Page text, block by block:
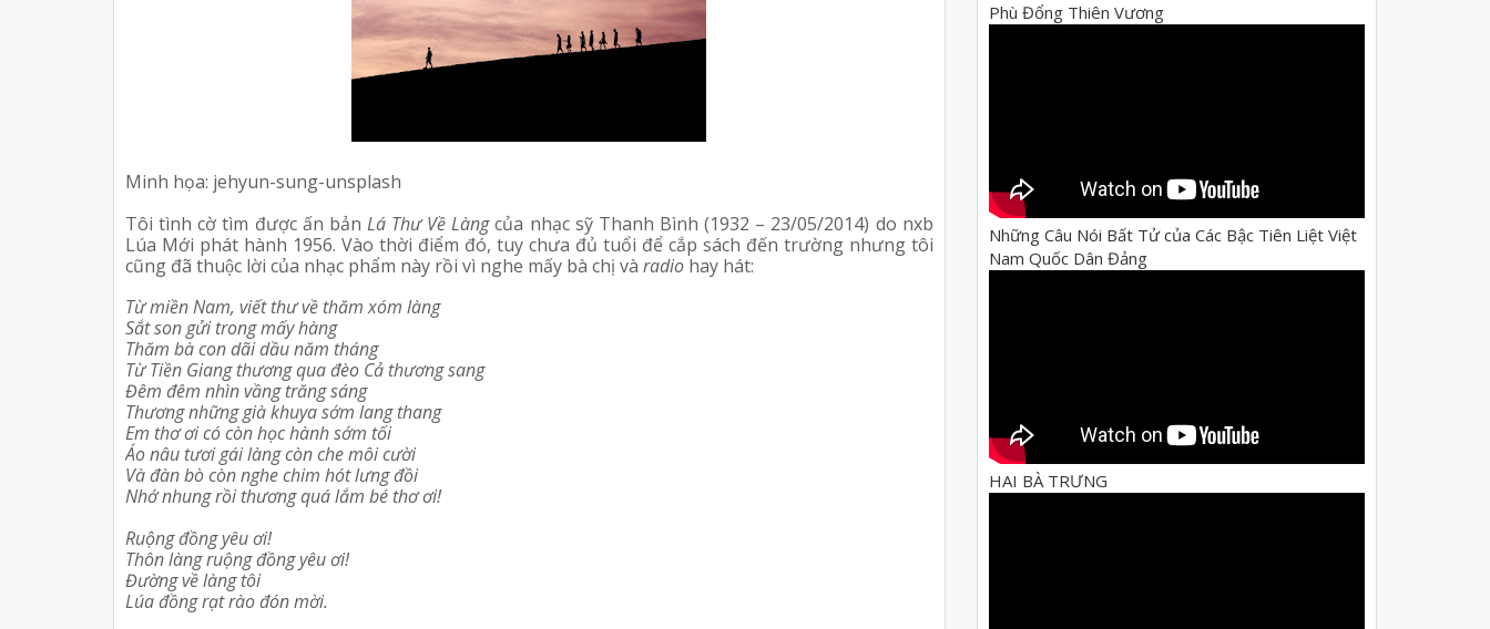
Minh họa: jehyun-sung-unsplash
Tôi tình cờ tìm được ấn bản Lá Thư Về Làng của nhạc sỹ Thanh Bình (1932 – 23/05/2014) do nxb
Lúa Mới phát hành 1956. Vào thời điểm đó, tuy chưa đủ tuổi để cắp sách đến trường nhưng tôi
cũng đã thuộc lời của nhạc phẩm này rồi vì nghe mấy bà chị và radio hay hát:
Từ miền Nam, viết thư về thăm xóm làng
Sắt son gửi trong mấy hàng
Thăm bà con dãi dầu năm tháng
Từ Tiền Giang thương qua đèo Cả thương sang
Đêm đêm nhìn vầng trăng sáng
Thương những già khuya sớm lang thang
Em thơ ơi có còn học hành sớm tối
Áo nâu tươi gái làng còn che môi cười
Và đàn bò còn nghe chim hót lưng đồi
Nhớ nhung rồi thương quá lắm bé thơ ơi!
Ruộng đồng yêu ơi!
Thôn làng ruộng đồng yêu ơi!
Đường về làng tôi
Lúa đồng rạt rào đón mời.
Phù Đổng Thiên Vương
Những Câu Nói Bất Tử của Các Bậc Tiên Liệt Việt
Nam Quốc Dân Đảng
HAI BÀ TRƯNG